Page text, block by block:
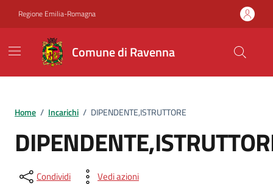
Regione Emilia-Romagna
Comune di Ravenna
Home / Incarichi / DIPENDENTE,ISTRUTTORE
Condividi Vedi azioni